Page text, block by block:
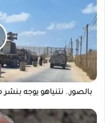
نتنياهو
يوجه
بنشر
مكبرات
صوت
لبث
خطابه
في
غزةبالصور.. نتنياهو يوجه
قيادي